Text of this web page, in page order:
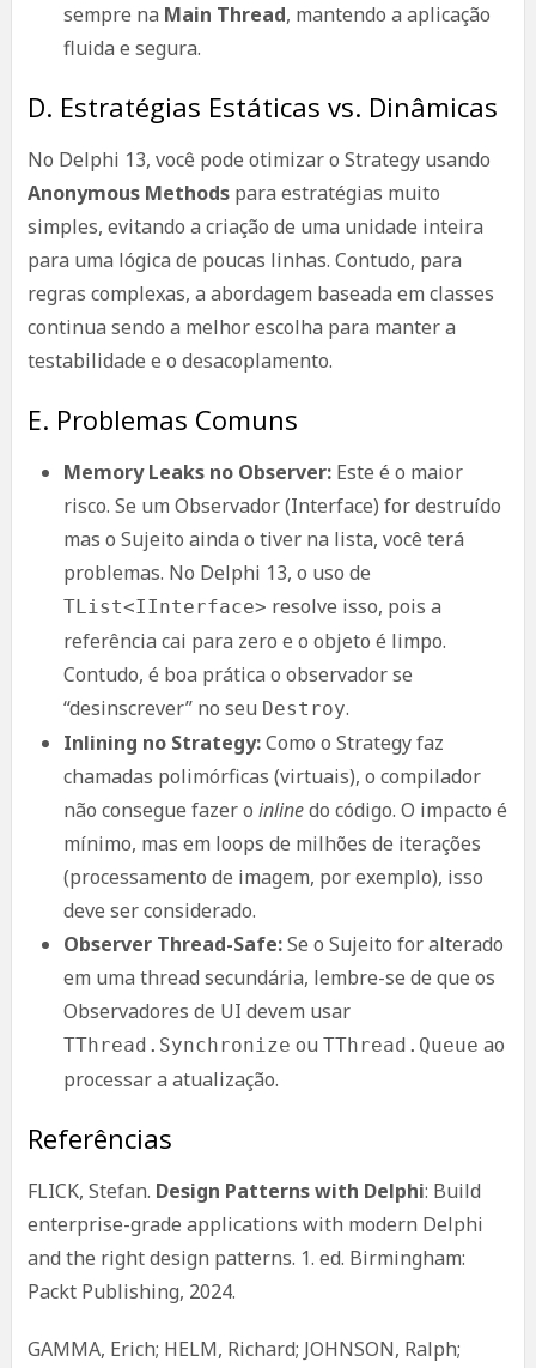
sempre na Main Thread, mantendo a aplicação
fluida e segura.
D. Estratégias Estáticas vs. Dinâmicas
No Delphi 13, você pode otimizar o Strategy usando
Anonymous Methodspara estratégias muito
simples, evitando a criação de uma unidade inteira
para uma lógica de poucas linhas. Contudo, para
regras complexas, a abordagem baseada em classes
continua sendo a melhor escolha para manter a
testabilidade e o desacoplamento.
E. Problemas Comuns
Memory Leaks no Observer:Este é o maior
risco. Se um Observador (Interface) for destruído
mas o Sujeito ainda o tiver na lista, você terá
problemas. No Delphi 13, o uso de
TList<IInterface> resolve isso, pois a
referência cai para zero e o objeto é limpo.
Contudo, é boa prática o observador se
“desinscrever” no seu Destroy.
Inlining no Strategy:Como o Strategy faz
chamadas polimórficas (virtuais), o compilador
não consegue fazer o inlinedo código. O impacto é
mínimo, mas em loops de milhões de iterações
(processamento de imagem, por exemplo), isso
deve ser considerado.
Observer Thread-Safe:Se o Sujeito for alterado
em uma thread secundária, lembre-se de que os
Observadores de UI devem usar
TThread.Synchronize ou TThread.Queue ao
processar a atualização.
Referências
FLICK, Stefan. Design Patterns with Delphi: Build
enterprise-grade applications with modern Delphi
and the right design patterns. 1. ed. Birmingham:
Packt Publishing, 2024.
GAMMA, Erich; HELM, Richard; JOHNSON, Ralph;